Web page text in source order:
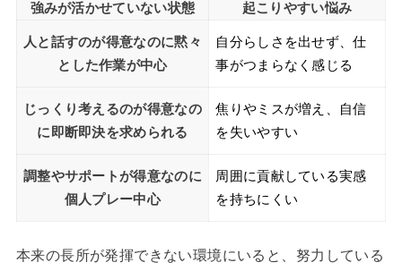
強みが活かせていない状態 起こりやすい悩み
人と話すのが得意なのに黙々
とした作業が中心
自分らしさを出せず、仕
事がつまらなく感じる
じっくり考えるのが得意なの
に即断即決を求められる
焦りやミスが増え、自信
を失いやすい
調整やサポートが得意なのに
個人プレー中心
周囲に貢献している実感
を持ちにくい
本来の長所が発揮できない環境にいると、努力している